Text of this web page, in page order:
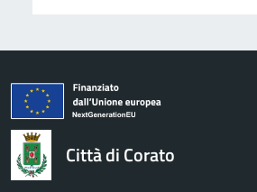
logo Unione Europea
Città di Corato